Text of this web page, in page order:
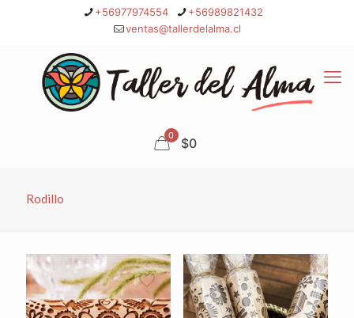
+56977974554
+56989821432
ventas@tallerdelalma.cl
0 $0
Rodillo